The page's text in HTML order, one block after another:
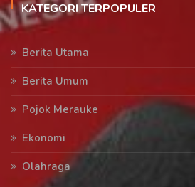
KATEGORI TERPOPULER
Berita Utama
Berita Umum
Pojok Merauke
Ekonomi
Olahraga